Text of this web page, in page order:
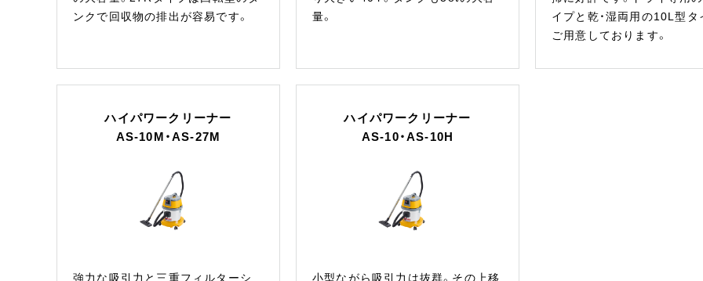
ンクで回収物の排出が容易です。
量。
イプと乾・湿両用の10L型タ
ご用意しております。
ハイパワークリーナー
AS-10M・AS-27M
強力な吸引力と三重フィルターシ
ハイパワークリーナー
AS-10・AS-10H
小型ながら吸引力は抜群。その上移